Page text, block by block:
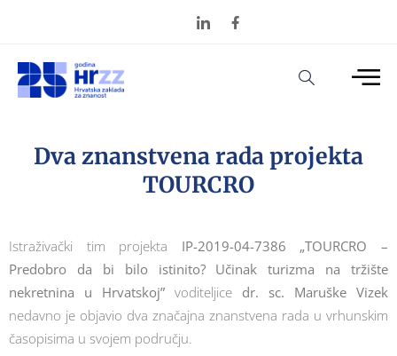
Dva znanstvena rada projekta
TOURCRO
Istraživački tim projekta IP-2019-04-7386 „TOURCRO –
Predobro da bi bilo istinito? Učinak turizma na tržište
nekretnina u Hrvatskoj” voditeljice dr. sc. Maruške Vizek
nedavno je objavio dva značajna znanstvena rada u vrhunskim
časopisima u svojem području.